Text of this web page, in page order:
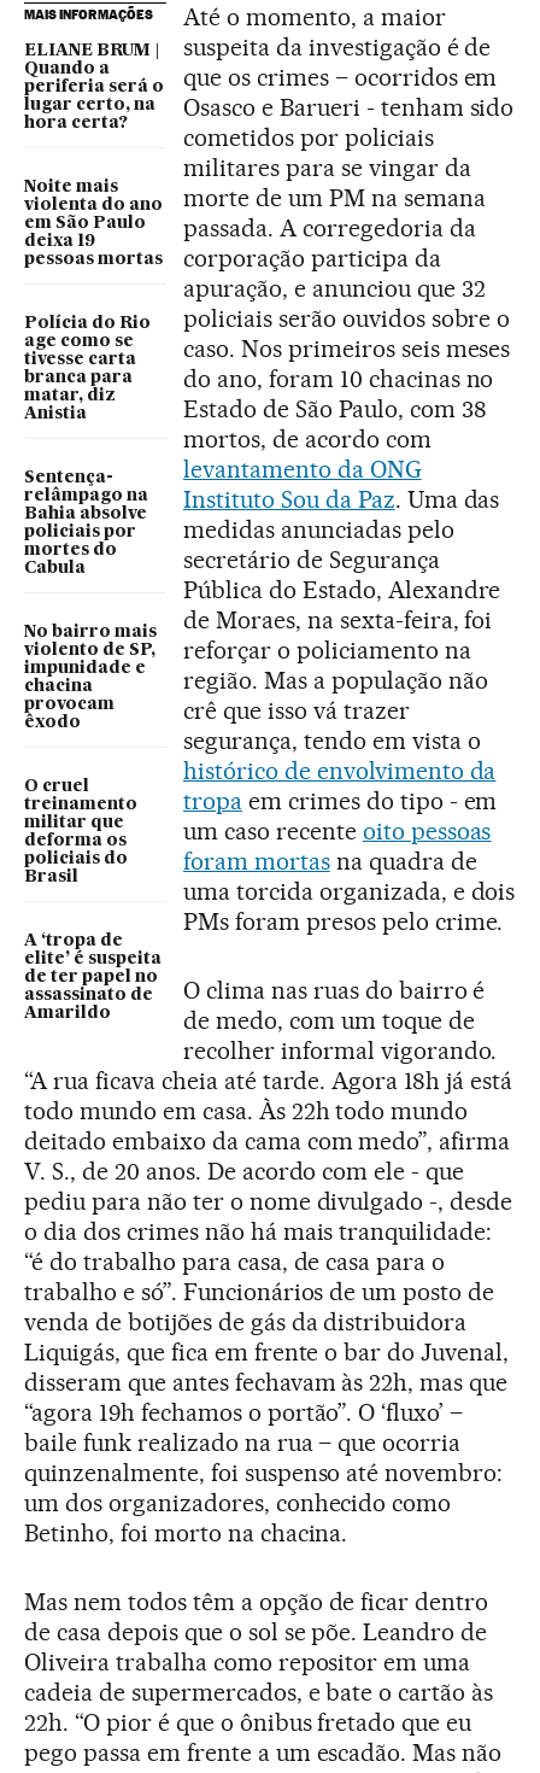
MAIS INFORMAÇÕES
ELIANE BRUM |
Quando a
periferia será o
lugar certo, na
hora certa?
Noite mais
violenta do ano
em São Paulo
deixa 19
pessoas mortas
Polícia do Rio
age como se
tivesse carta
branca para
matar, diz
Anistia
Sentença-
relâmpago na
Bahia absolve
policiais por
mortes do
Cabula
No bairro mais
violento de SP,
impunidade e
chacina
provocam
êxodo
O cruel
treinamento
militar que
deforma os
policiais do
Brasil
A ‘tropa de
elite’ é suspeita
de ter papel no
assassinato de
Amarildo
Até o momento, a maior
suspeita da investigação é de
que os crimes – ocorridos em
Osasco e Barueri - tenham sido
cometidos por policiais
militares para se vingar da
morte de um PM na semana
passada. A corregedoria da
corporação participa da
apuração, e anunciou que 32
policiais serão ouvidos sobre o
caso. Nos primeiros seis meses
do ano, foram 10 chacinas no
Estado de São Paulo, com 38
mortos, de acordo com
levantamento da ONG
Instituto Sou da Paz. Uma das
medidas anunciadas pelo
secretário de Segurança
Pública do Estado, Alexandre
de Moraes, na sexta-feira, foi
reforçar o policiamento na
região. Mas a população não
crê que isso vá trazer
segurança, tendo em vista o
histórico de envolvimento da
tropaem crimes do tipo - em
um caso recente oito pessoas
foram mortasna quadra de
uma torcida organizada, e dois
PMs foram presos pelo crime.
O clima nas ruas do bairro é
de medo, com um toque de
recolher informal vigorando.
“A rua ficava cheia até tarde. Agora 18h já está
todo mundo em casa. Às 22h todo mundo
deitado embaixo da cama com medo”, afirma
V. S., de 20 anos. De acordo com ele - que
pediu para não ter o nome divulgado -, desde
o dia dos crimes não há mais tranquilidade:
“é do trabalho para casa, de casa para o
trabalho e só”. Funcionários de um posto de
venda de botijões de gás da distribuidora
Liquigás, que fica em frente o bar do Juvenal,
disseram que antes fechavam às 22h, mas que
“agora 19h fechamos o portão”. O ‘fluxo’ –
baile funk realizado na rua – que ocorria
quinzenalmente, foi suspenso até novembro:
um dos organizadores, conhecido como
Betinho, foi morto na chacina.
Mas nem todos têm a opção de ficar dentro
de casa depois que o sol se põe. Leandro de
Oliveira trabalha como repositor em uma
cadeia de supermercados, e bate o cartão às
22h. “O pior é que o ônibus fretado que eu
pego passa em frente a um escadão. Mas não